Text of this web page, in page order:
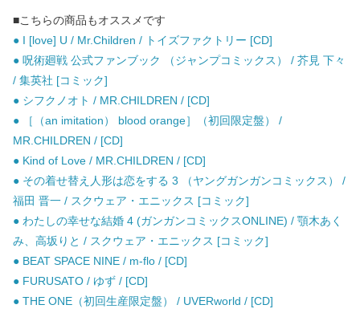
■こちらの商品もオススメです
● I [love] U / Mr.Children / トイズファクトリー [CD]
● 呪術廻戦 公式ファンブック （ジャンプコミックス） / 芥見 下々
/ 集英社 [コミック]
● シフクノオト / MR.CHILDREN / [CD]
● ［（an imitation） blood orange］（初回限定盤） /
MR.CHILDREN / [CD]
● Kind of Love / MR.CHILDREN / [CD]
● その着せ替え人形は恋をする 3 （ヤングガンガンコミックス） /
福田 晋一 / スクウェア・エニックス [コミック]
● わたしの幸せな結婚 4 (ガンガンコミックスONLINE) / 顎木あく
み、高坂りと / スクウェア・エニックス [コミック]
● BEAT SPACE NINE / m-flo / [CD]
● FURUSATO / ゆず / [CD]
● THE ONE（初回生産限定盤） / UVERworld / [CD]